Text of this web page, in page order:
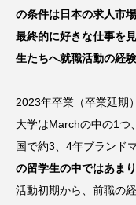
の条件は日本の求人市
最終的に好きな仕事を
生たちへ就職活動の経
2023年卒業（卒業延期
大学はMarchの中の1つ
国で約3、4年ブランド
の留学生の中ではあま
活動初期から、前職の